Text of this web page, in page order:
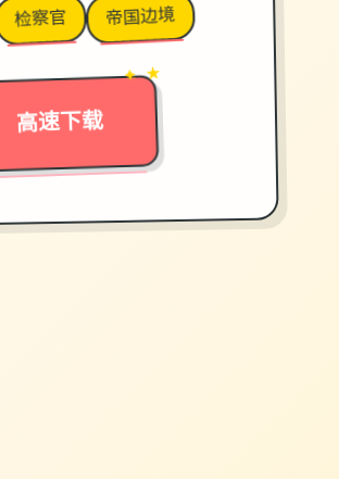
检察官 帝国边境
高速下载
→
✦ ★